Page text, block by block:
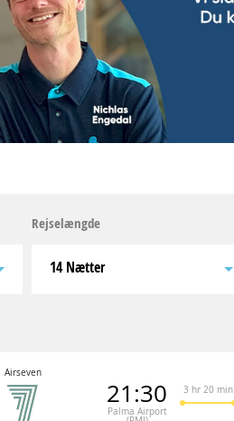
Rejselængde
14 Nætter
Airseven
21:30
Palma Airport
3 hr 20 min